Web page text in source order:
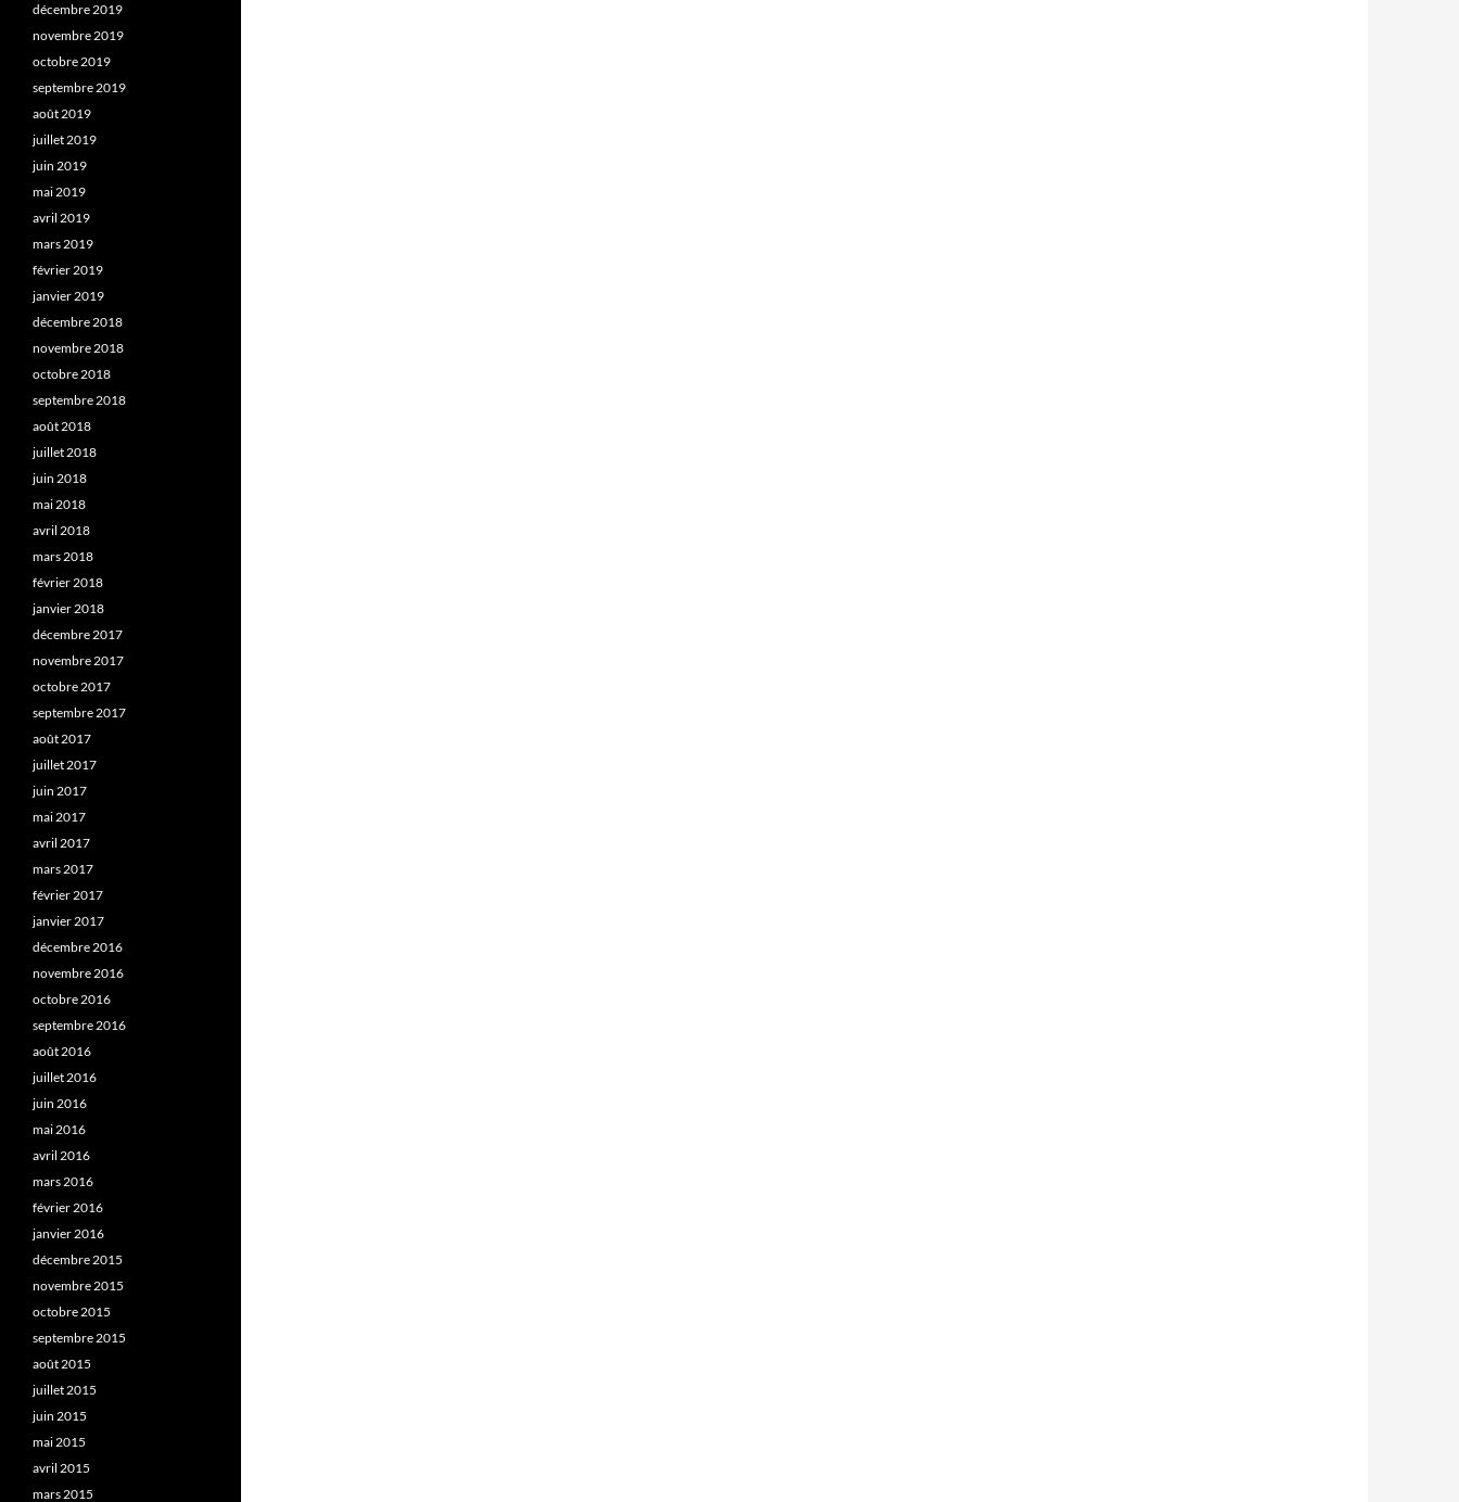
décembre 2019
novembre 2019
octobre 2019
septembre 2019
août 2019
juillet 2019
juin 2019
mai 2019
avril 2019
mars 2019
février 2019
janvier 2019
décembre 2018
novembre 2018
octobre 2018
septembre 2018
août 2018
juillet 2018
juin 2018
mai 2018
avril 2018
mars 2018
février 2018
janvier 2018
décembre 2017
novembre 2017
octobre 2017
septembre 2017
août 2017
juillet 2017
juin 2017
mai 2017
avril 2017
mars 2017
février 2017
janvier 2017
décembre 2016
novembre 2016
octobre 2016
septembre 2016
août 2016
juillet 2016
juin 2016
mai 2016
avril 2016
mars 2016
février 2016
janvier 2016
décembre 2015
novembre 2015
octobre 2015
septembre 2015
août 2015
juillet 2015
juin 2015
mai 2015
avril 2015
mars 2015